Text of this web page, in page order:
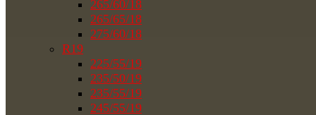
265/60/18
265/65/18
275/60/18
R19
225/55/19
235/50/19
235/55/19
245/55/19